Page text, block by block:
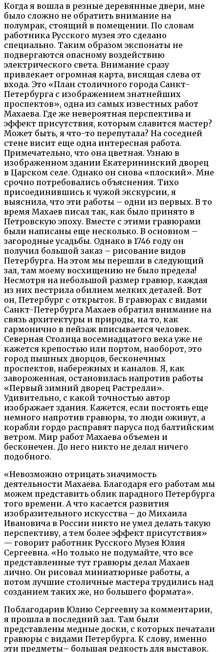
Когда я вошла в резные деревянные двери, мне
было сложно не обратить внимание на
полумрак, стоящий в помещении. По словам
работника Русского музея это сделано
специально. Таким образом экспонаты не
подвергаются опасному воздействию
электрического света. Внимание сразу
привлекает огромная карта, висящая слева от
входа. Это «План столичного города Санкт-
Петербурга с изображением знатнейших
проспектов», одна из самых известных работ
Махаева. Где же невероятная перспектива и
эффект присутствия, которым славится мастер?
Может быть, я что-то перепутала? На соседней
стене висит еще одна интересная работа.
Примечательно, что она цветная. Узнаю в
изображенном здании Екатерининский дворец
в Царском селе. Однако он снова «плоский». Мне
срочно потребовались объяснения. Тихо
присоединившись к чужой экскурсии, я
выяснила, что эти работы – одни из первых. В то
время Махаев писал так, как было принято в
Петровскую эпоху. Вместе с этими гравюрами
были написаны еще несколько. В основном –
загородные усадьбы. Однако в 1746 году он
получил большой заказ – рисование видов
Петербурга. На этом мы перешли в следующий
зал, там моему восхищению не было предела!
Несмотря на небольшой размер гравюр, каждая
из них пестрила обилием мелких деталей. Вот
он, Петербург с открыток. В гравюрах с видами
Санкт-Петербурга Махаев обратил внимание на
связь архитектуры и природы, на то, как
гармонично в пейзаж вписывается человек.
Северная Столица восемнадцатого века уже не
кажется крепостью или портом, наоборот, это
город пышных дворцов, бесконечных
проспектов, набережных и каналов. Я, как
завороженная, остановилась напротив работы
«Первый зимний дворец Растрелли».
Удивительно, с какой точностью автор
изображает здания. Кажется, если постоять еще
немного напротив гравюры, то люди оживут, а
корабли гордо расправят паруса под балтийским
ветром. Мир работ Махаева объемен и
бесконечен. До него никто не делал ничего
подобного.
«Невозможно отрицать значимость
деятельности Махаева. Благодаря его работам мы
можем представить облик парадного Петербурга
того времени. А что касается развития
изобразительного искусства – до Михаила
Ивановича в России никто не умел делать такую
перспективу, а тем более эффект присутствия»
— говорит работник Русского Музея Юлия
Сергеевна. «Но только не подумайте, что все
представленные тут гравюры делал Махаев
лично. Он рисовал миниатюрные работы, а
потом лучшие столичные мастера трудились над
созданием таких же, но большего формата».
Поблагодарив Юлию Сергеевну за комментарии,
я прошла в последний зал. Там были
представлены медные доски, с которых печатали
гравюры с видами Петербурга. К слову, именно
эти предметы– большая редкость для выставок.